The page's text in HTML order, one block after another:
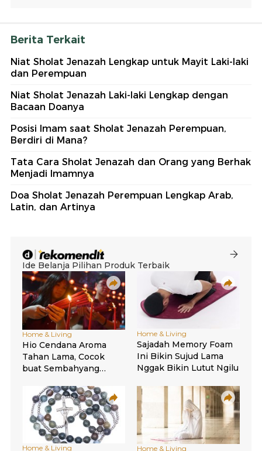
Berita Terkait
Niat Sholat Jenazah Lengkap untuk Mayit Laki-laki
dan Perempuan
Niat Sholat Jenazah Laki-laki Lengkap dengan
Bacaan Doanya
Posisi Imam saat Sholat Jenazah Perempuan,
Berdiri di Mana?
Tata Cara Sholat Jenazah dan Orang yang Berhak
Menjadi Imamnya
Doa Sholat Jenazah Perempuan Lengkap Arab,
Latin, dan Artinya